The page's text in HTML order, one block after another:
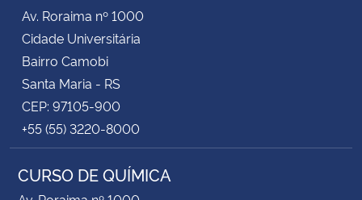
Av. Roraima nº 1000
Cidade Universitária
Bairro Camobi
Santa Maria - RS
CEP: 97105-900
+55 (55) 3220-8000
CURSO DE QUÍMICA